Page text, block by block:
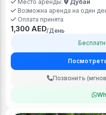
Место аренды:
Дубай
Возможна аренда на один
Оплата принята
1,300 AED/День
Позвонить